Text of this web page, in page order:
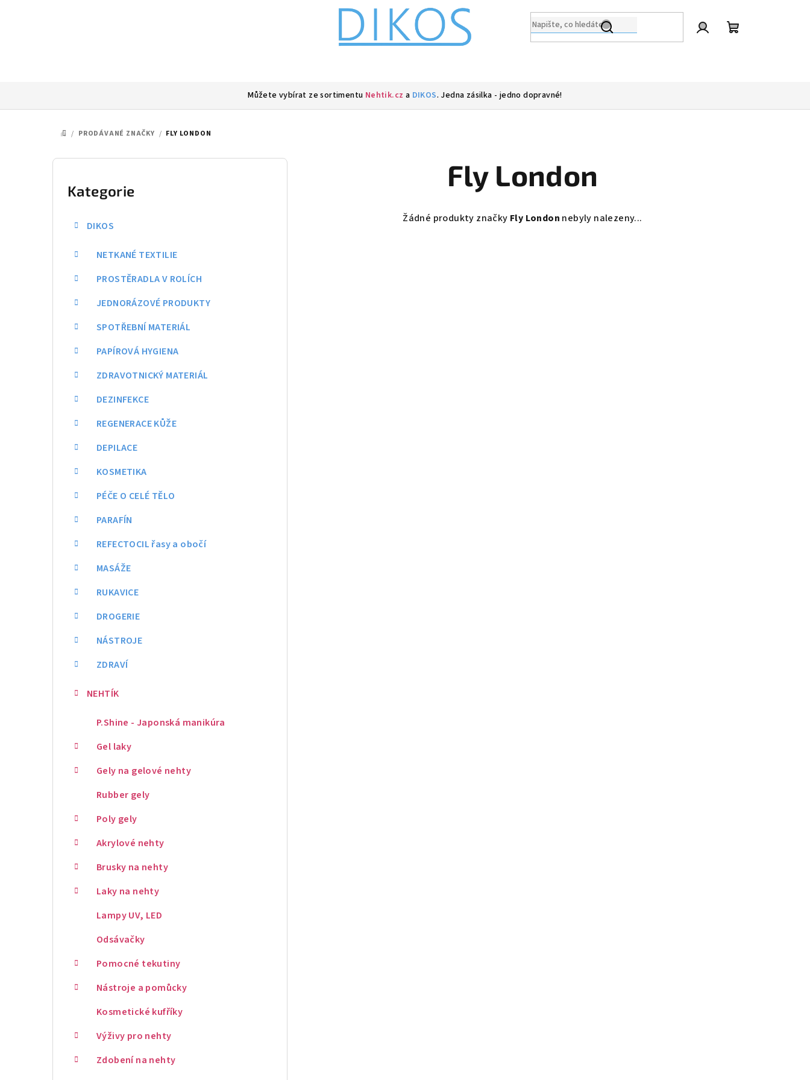
Můžete vybírat ze sortimentu Nehtik.cz a DIKOS. Jedna zásilka - jedno dopravné!
DOMŮ
/ PRODÁVANÉ ZNAČKY / FLY LONDON
P
Přeskočit
kategorie
Kategorie
DIKOS
NETKANÉ TEXTILIE
PROSTĚRADLA V ROLÍCH
JEDNORÁZOVÉ PRODUKTY
SPOTŘEBNÍ MATERIÁL
PAPÍROVÁ HYGIENA
ZDRAVOTNICKÝ MATERIÁL
DEZINFEKCE
REGENERACE KŮŽE
DEPILACE
KOSMETIKA
PÉČE O CELÉ TĚLO
PARAFÍN
REFECTOCIL řasy a obočí
MASÁŽE
RUKAVICE
DROGERIE
NÁSTROJE
ZDRAVÍ
NEHTÍK
P.Shine - Japonská manikúra
Gel laky
Gely na gelové nehty
Rubber gely
Poly gely
Akrylové nehty
Brusky na nehty
Laky na nehty
Lampy UV, LED
Odsávačky
Pomocné tekutiny
Nástroje a pomůcky
Kosmetické kufříky
Výživy pro nehty
Zdobení na nehty
Fly London
Žádné produkty značky Fly London nebyly nalezeny...